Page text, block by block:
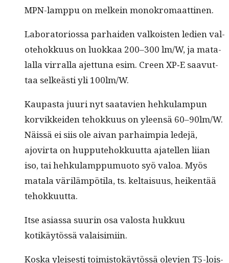
MPN-lamp­pu on melkein monokromaattinen.
Lab­o­ra­to­rios­sa parhaiden valkois­t­en ledi­en val­
ote­hokku­us on luokkaa 200–300 lm/W, ja mata­
lal­la vir­ral­la ajet­tuna esim. Creen XP‑E saavut­
taa selkeästi yli 100lm/W.
Kau­pas­ta juuri nyt saatavien hehku­lam­pun
korvikkei­den tehokku­us on yleen­sä 60–90lm/W.
Näis­sä ei siis ole aivan parhaimpia lede­jä,
ajovir­ta on hup­pute­hokku­ut­ta ajatellen liian
iso, tai hehku­lamp­pumuo­to syö val­oa. Myös
mata­la väriläm­pöti­la, ts. keltaisu­us, heiken­tää
tehokkuutta.
Itse asi­as­sa suurin osa val­osta hukkuu
kotikäytössä valaisimiin.
Kos­ka yleis­es­ti toimis­tokäytössä ole­vien T5-lois­